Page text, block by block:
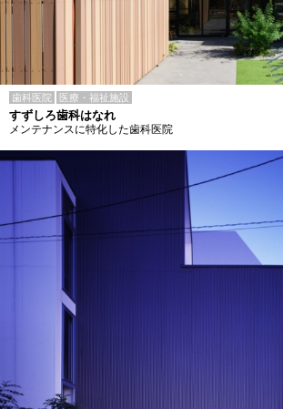
歯科医院 医療・福祉施設
すずしろ歯科はなれ
メンテナンスに特化した歯科医院